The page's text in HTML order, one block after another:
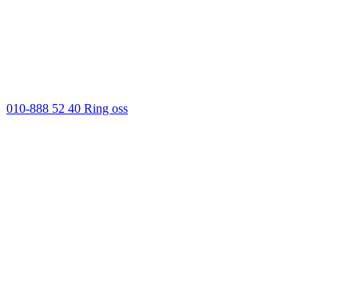
010-888 52 40 Ring oss